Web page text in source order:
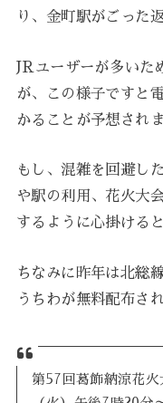
り、金町駅がごった
JRユーザーが多いた
が、この様子ですと
かることが予想されま
もし、混雑を回避し
や駅の利用、花火大
するように心掛ける
ちなみに昨年は北総
うちわが無料配布さ
第57回葛飾納涼花火